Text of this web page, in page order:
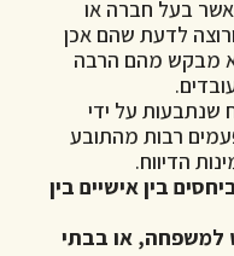
בעל חברה או
לדעת שהם אכן
מבקש מהם הרבה
שנתבעות על ידי
רבות מהתובע
הדיווח.
בין אישיים בין
למשפחה, או בבתי